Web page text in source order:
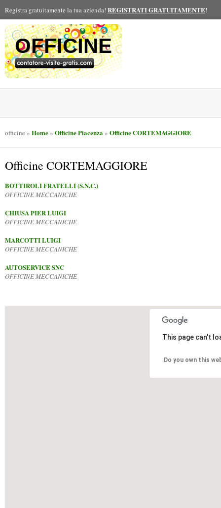
Registra gratuitamente la tua azienda! REGISTRATI GRATUITAMENTE!
OFFICINE
officine » Home» Officine Piacenza» Officine CORTEMAGGIORE
Officine CORTEMAGGIORE
BOTTIROLI FRATELLI (S.N.C.)
OFFICINE MECCANICHE
CHIUSA PIER LUIGI
OFFICINE MECCANICHE
MARCOTTI LUIGI
OFFICINE MECCANICHE
AUTOSERVICE SNC
OFFICINE MECCANICHE
This page can't
Do you own this